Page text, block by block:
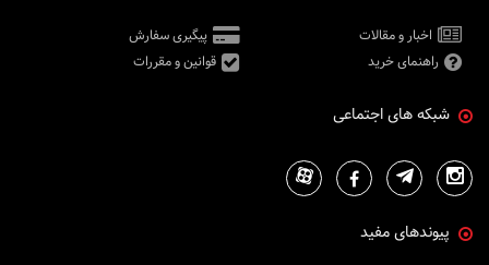
اخبار و مقالات
پیگیری سفارش
راهنمای خرید
قوانین و مقررات
شبکه های اجتماعی
پیوندهای مفید